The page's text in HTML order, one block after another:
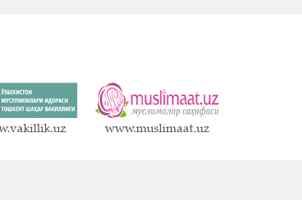
www.muslimaat.uz